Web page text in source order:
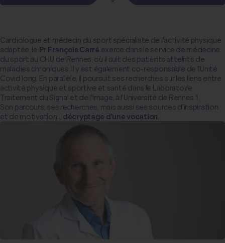
Cardiologue et médecin du sport spécialiste de l'activité physique
adaptée, le Pr François Carré exerce dans le service de médecine
du sport au CHU de Rennes, où il suit des patients atteints de
maladies chroniques. Il y est également co-responsable de l'Unité
Covid long. En parallèle, il poursuit ses recherches sur les liens entre
activité physique et sportive et santé dans le Laboratoire
Traitement du Signal et de l'Image, à l'Université de Rennes 1.
Son parcours, ses recherches, mais aussi ses sources d'inspiration
et de motivation… décryptage d'une vocation.